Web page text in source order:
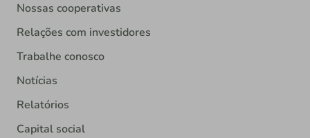
Nossas cooperativas
Relações com investidores
Trabalhe conosco
Notícias
Relatórios
Capital social